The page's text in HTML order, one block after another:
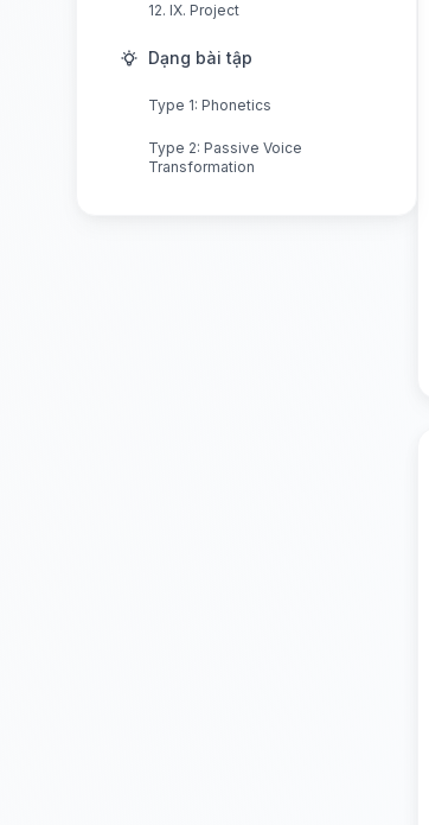
12. IX. Project
Dạng bài tập
Type 1: Phonetics
Type 2: Passive Voice
Transformation